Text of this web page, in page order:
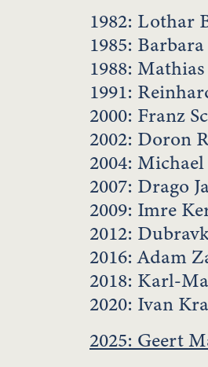
1982: Lothar
1985:
1988:
1991:
2000: Franz
2002: Doron
2004:
2007: Drago
2009: Imre
2012:
2016: Adam
2018: Karl-
2020: Ivan
2025: Geert